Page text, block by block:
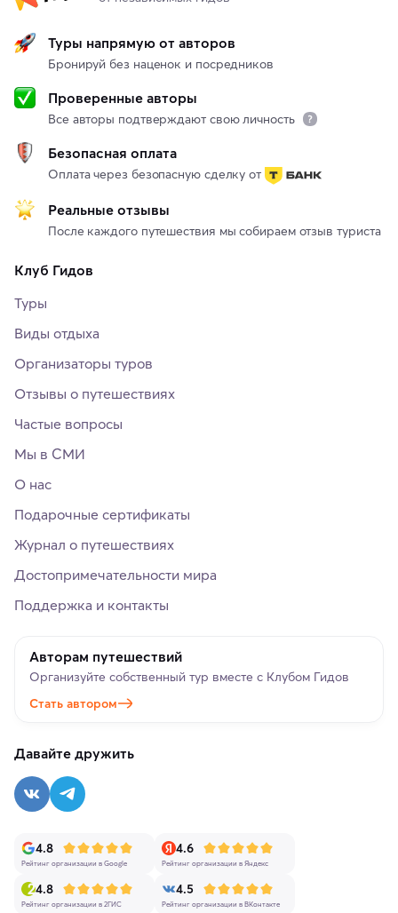
Туры напрямую от авторов
Бронируй без наценок и посредников
Проверенные авторы
Все авторы подтверждают свою личность
Безопасная оплата
Оплата через безопасную сделку от
Реальные отзывы
После каждого путешествия мы собираем отзыв туриста
Клуб Гидов
Туры
Виды отдыха
Организаторы туров
Отзывы о путешествиях
Частые вопросы
Мы в СМИ
О нас
Подарочные сертификаты
Журнал о путешествиях
Достопримечательности мира
Поддержка и контакты
Авторам путешествий
Организуйте собственный тур вместе с Клубом Гидов
Стать автором
Давайте дружить
4.8
Рейтинг организации в Google
4.6
Рейтинг организации в Яндекс
4.8
Рейтинг организации в 2ГИС
4.5
Рейтинг организации в ВКонтакте